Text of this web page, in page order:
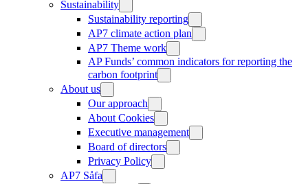
Sustainability
Sustainability reporting
AP7 climate action plan
AP7 Theme work
AP Funds’ common indicators for reporting the
carbon footprint
About us
Our approach
About Cookies
Executive management
Board of directors
Privacy Policy
AP7 Såfa